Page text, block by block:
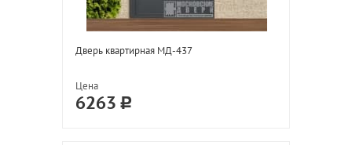
Дверь квартирная МД-437
Цена
6263